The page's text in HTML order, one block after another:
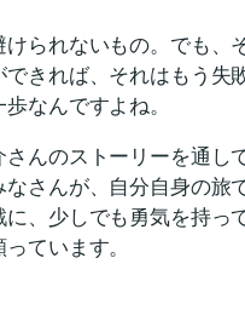
けられないもの。でも、
できれば、それはもう失
なんですよね。
さんのストーリーを通し
なさんが、自分自身の旅
に、少しでも勇気を持っ
ています。